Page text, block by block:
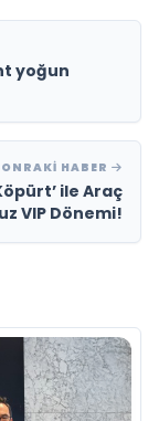
yoğun
HABER
ile Araç
VIP Dönemi!